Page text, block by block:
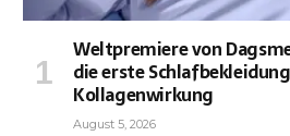
Weltpremiere von
die erste
Kollagenwirkung
August 5, 2026